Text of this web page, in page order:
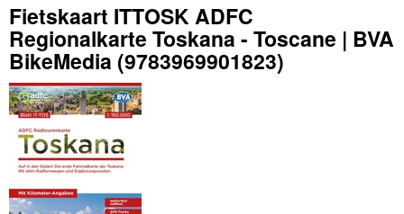
Fietskaart ITTOSK ADFC
Regionalkarte Toskana - Toscane | BVA
BikeMedia (9783969901823)